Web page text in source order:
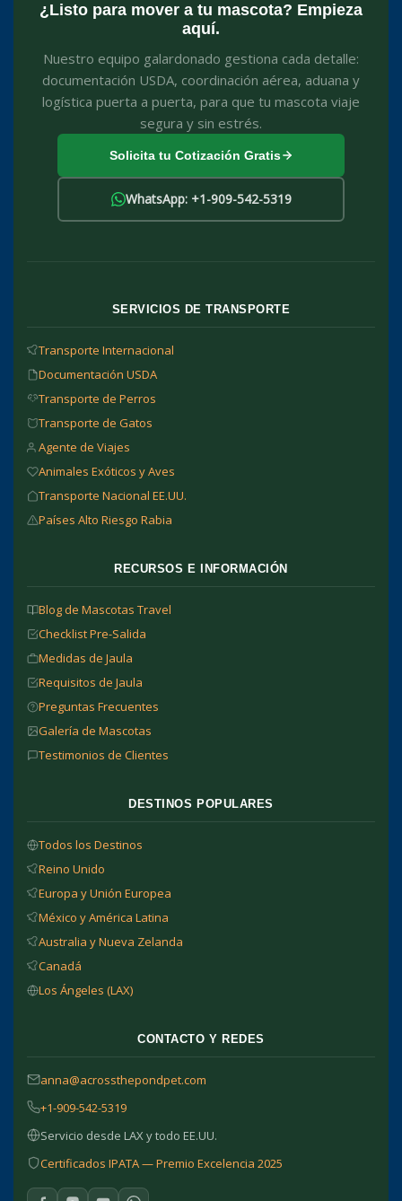
¿Listo para mover a tu mascota? Empieza
aquí.
Nuestro equipo galardonado gestiona cada detalle:
documentación USDA, coordinación aérea, aduana y
logística puerta a puerta, para que tu mascota viaje
segura y sin estrés.
Solicita tu Cotización Gratis
WhatsApp: +1-909-542-5319
SERVICIOS DE TRANSPORTE
Transporte Internacional
Documentación USDA
Transporte de Perros
Transporte de Gatos
Agente de Viajes
Animales Exóticos y Aves
Transporte Nacional EE.UU.
Países Alto Riesgo Rabia
RECURSOS E INFORMACIÓN
Blog de Mascotas Travel
Checklist Pre-Salida
Medidas de Jaula
Requisitos de Jaula
Preguntas Frecuentes
Galería de Mascotas
Testimonios de Clientes
DESTINOS POPULARES
Todos los Destinos
Reino Unido
Europa y Unión Europea
México y América Latina
Australia y Nueva Zelanda
Canadá
Los Ángeles (LAX)
CONTACTO Y REDES
anna@acrossthepondpet.com
+1-909-542-5319
Servicio desde LAX y todo EE.UU.
Certificados IPATA — Premio Excelencia 2025